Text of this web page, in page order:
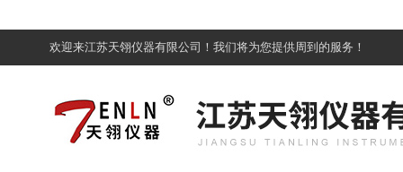
欢迎来江苏天翎仪器有限公司！我们将为您提供周到的服务！